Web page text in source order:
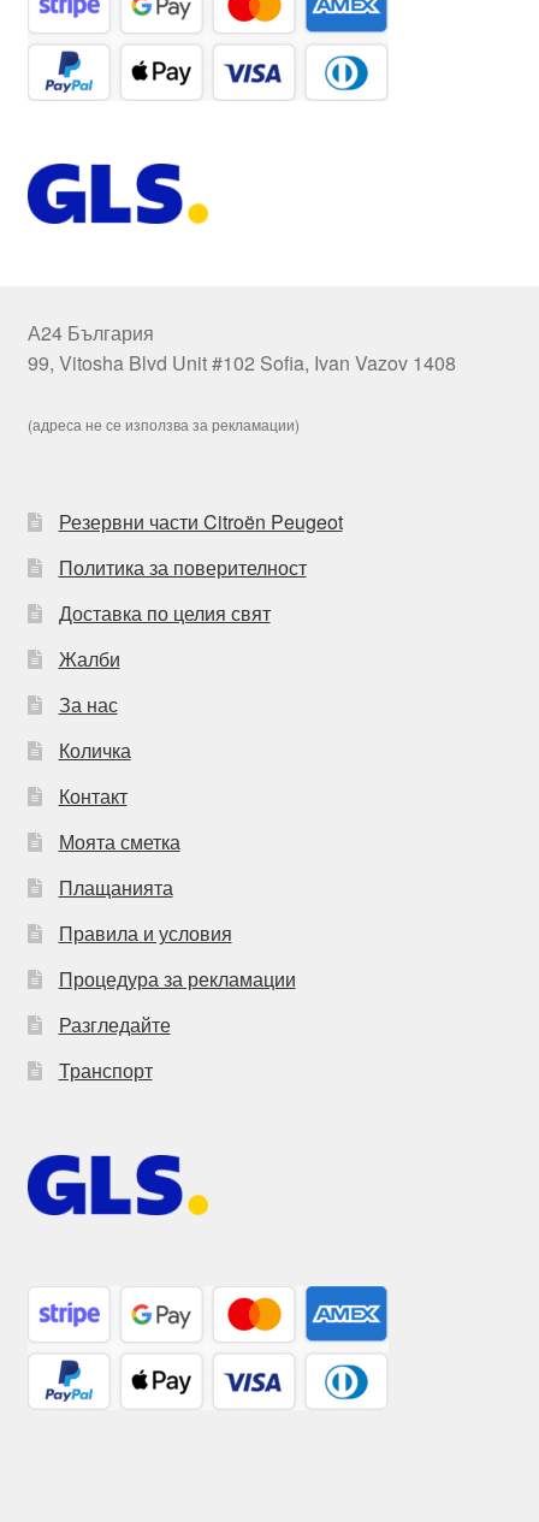
А24 България
99, Vitosha Blvd Unit #102 Sofia, Ivan Vazov 1408
(адреса не се използва за рекламации)
Резервни части Citroën Peugeot
Политика за поверителност
Доставка по целия свят
Жалби
За нас
Количка
Контакт
Моята сметка
Плащанията
Правила и условия
Процедура за рекламации
Разгледайте
Транспорт